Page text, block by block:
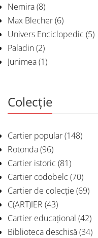
Nemira(8)
Max Blecher(6)
Univers Enciclopedic (5)
Paladin(2)
Junimea(1)
Colecție
Cartier popular(148)
Rotonda(96)
Cartier istoric (81)
Cartier codobelc (70)
Cartier de colecție (69)
C(ART)IER (43)
Cartier educațional (42)
Biblioteca deschisă(34)